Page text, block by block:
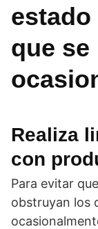
que se
Realiza
con
Para evitar
obstruyan los